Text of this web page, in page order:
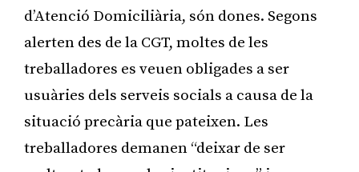
d’Atenció Domiciliària, són dones. Segons
alerten des de la CGT, moltes de les
treballadores es veuen obligades a ser
usuàries dels serveis socials a causa de la
situació precària que pateixen. Les
treballadores demanen “deixar de ser